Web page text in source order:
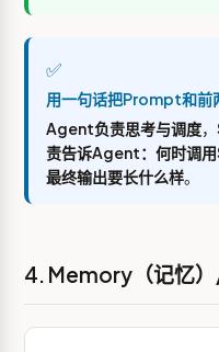
✅
用一句话把Prompt和前
Agent负责思考与调度，
责告诉Agent：何时调用
最终输出要长什么样。
4. Memory（记忆